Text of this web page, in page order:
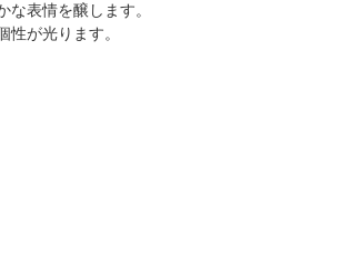
表情を醸します。
が光ります。